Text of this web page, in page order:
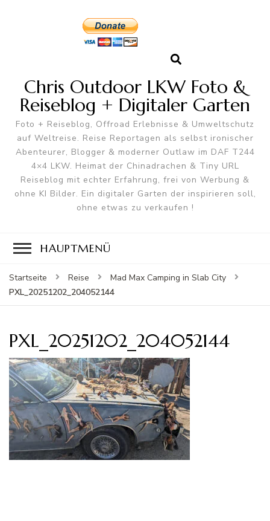
Chris Outdoor LKW Foto &
Reiseblog + Digitaler Garten
Foto + Reiseblog, Offroad Erlebnisse & Umweltschutz
auf Weltreise. Reise Reportagen als selbst ironischer
Abenteurer, Blogger & moderner Outlaw im DAF T244
4×4 LKW. Heimat der Chinadrachen & Tiny URL
Reiseblog mit echter Erfahrung, frei von Werbung &
ohne KI Bilder. Ein digitaler Garten der inspirieren soll,
ohne etwas zu verkaufen !
HAUPTMENÜ
Startseite Reise
Mad Max Camping in Slab City
PXL_20251202_204052144
PXL_20251202_204052144